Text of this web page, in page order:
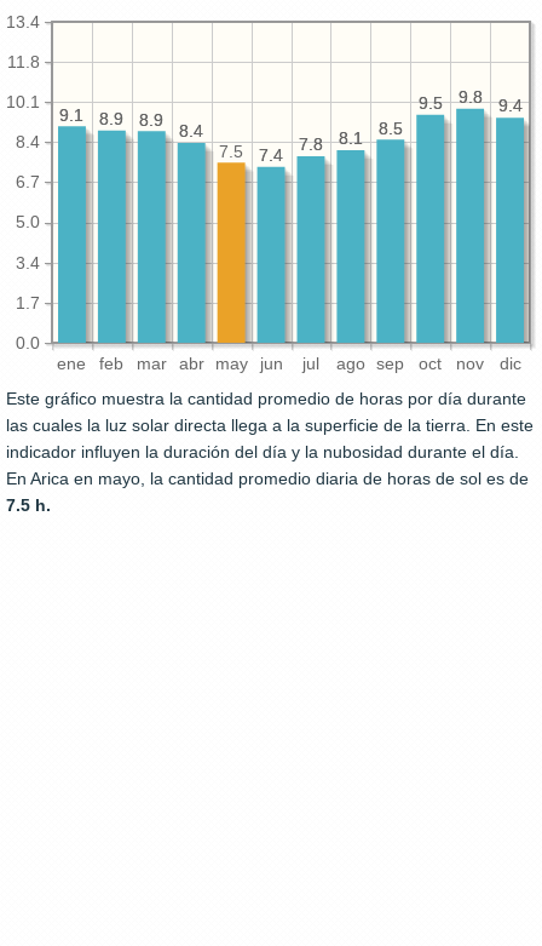
ene feb mar abr may jun jul ago sep oct nov dic
0.0
1.7
3.4
5.0
6.7
8.4
10.1
11.8
13.4
9.4
9.8
9.5
8.5
8.1
7.8
7.4
8.4
8.9
8.9
9.1 9.4
9.8
9.5
8.5
8.1
7.8
7.4
7.5
8.4
8.9
8.9
9.1
Este gráfico muestra la cantidad promedio de horas por día durante
las cuales la luz solar directa llega a la superficie de la tierra. En este
indicador influyen la duración del día y la nubosidad durante el día.
En Arica en mayo, la cantidad promedio diaria de horas de sol es de
7.5 h.